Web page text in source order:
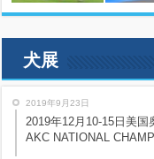
犬展
2019年9月23日
2019年12月10-15日美
AKC NATIONAL